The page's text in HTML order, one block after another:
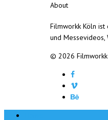
About
Filmworkk Köln
und
© 2026